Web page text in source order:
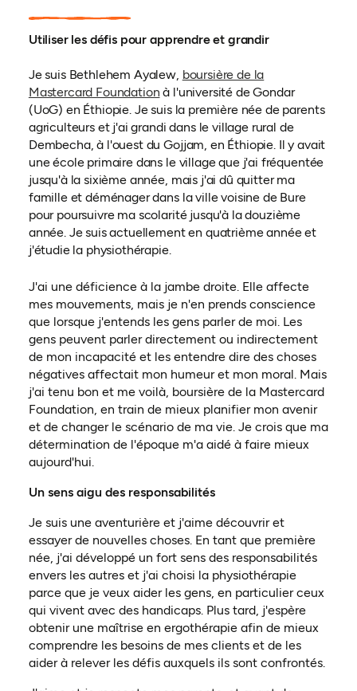
Utiliser les défis pour apprendre et grandir
Je suis Bethlehem Ayalew, boursière de la
Mastercard Foundation à l'université de Gondar
(UoG) en Éthiopie. Je suis la première née de parents
agriculteurs et j'ai grandi dans le village rural de
Dembecha, à l'ouest du Gojjam, en Éthiopie. Il y avait
une école primaire dans le village que j'ai fréquentée
jusqu'à la sixième année, mais j'ai dû quitter ma
famille et déménager dans la ville voisine de Bure
pour poursuivre ma scolarité jusqu'à la douzième
année. Je suis actuellement en quatrième année et
j'étudie la physiothérapie.
J'ai une déficience à la jambe droite. Elle affecte
mes mouvements, mais je n'en prends conscience
que lorsque j'entends les gens parler de moi. Les
gens peuvent parler directement ou indirectement
de mon incapacité et les entendre dire des choses
négatives affectait mon humeur et mon moral. Mais
j'ai tenu bon et me voilà, boursière de la Mastercard
Foundation, en train de mieux planifier mon avenir
et de changer le scénario de ma vie. Je crois que ma
détermination de l'époque m'a aidé à faire mieux
aujourd'hui.
Un sens aigu des responsabilités
Je suis une aventurière et j'aime découvrir et
essayer de nouvelles choses. En tant que première
née, j'ai développé un fort sens des responsabilités
envers les autres et j'ai choisi la physiothérapie
parce que je veux aider les gens, en particulier ceux
qui vivent avec des handicaps. Plus tard, j'espère
obtenir une maîtrise en ergothérapie afin de mieux
comprendre les besoins de mes clients et de les
aider à relever les défis auxquels ils sont confrontés.